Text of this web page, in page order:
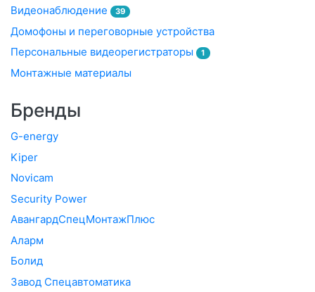
Видеонаблюдение 39
Домофоны и переговорные устройства
Персональные видеорегистраторы
1
Монтажные материалы
Бренды
G-energy
Kiper
Novicam
Security Power
АвангардСпецМонтажПлюс
Аларм
Болид
Завод Спецавтоматика